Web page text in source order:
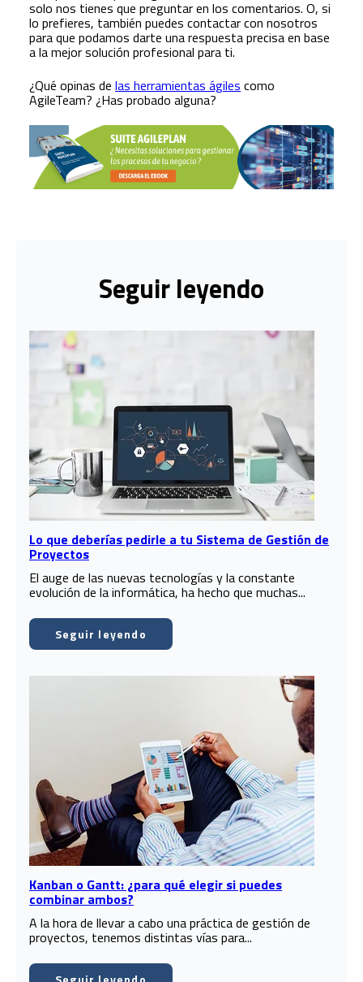
solo nos tienes que preguntar en los comentarios. O, si
lo prefieres, también puedes contactar con nosotros
para que podamos darte una respuesta precisa en base
a la mejor solución profesional para ti.
¿Qué opinas de las herramientas ágiles como
AgileTeam? ¿Has probado alguna?
Seguir leyendo
Lo que deberías pedirle a tu Sistema de Gestión de
Proyectos
El auge de las nuevas tecnologías y la constante
evolución de la informática, ha hecho que muchas...
Seguir leyendo
Kanban o Gantt: ¿para qué elegir si puedes
combinar ambos?
A la hora de llevar a cabo una práctica de gestión de
proyectos, tenemos distintas vías para...